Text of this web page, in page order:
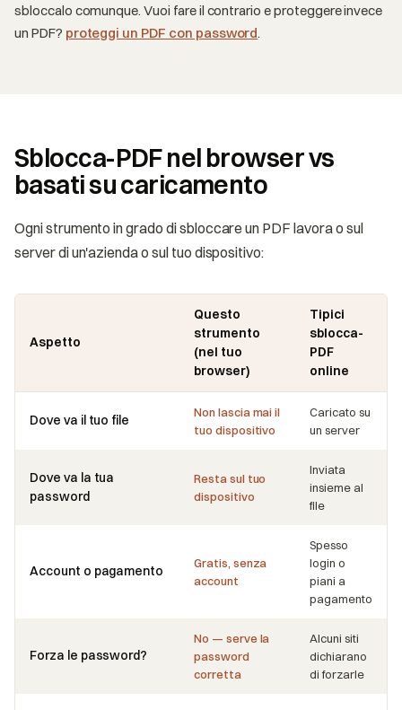
sbloccalo comunque. Vuoi fare il contrario e proteggere invece
un PDF? proteggi un PDF con password.
Sblocca-PDF nel browser vs
basati su caricamento
Ogni strumento in grado di sbloccare un PDF lavora o sul
server di un'azienda o sul tuo dispositivo:
Aspetto
Questo
strumento
(nel tuo
browser)
Tipici
sblocca-
PDF
online
Dove va il tuo file
Non lascia mai il
tuo dispositivo
Caricato su
un server
Dove va la tua
password
Resta sul tuo
dispositivo
Inviata
insieme al
file
Account o pagamento
Gratis, senza
account
Spesso
login o
piani a
pagamento
Forza le password?
No — serve la
password
corretta
Alcuni siti
dichiarano
di forzarle